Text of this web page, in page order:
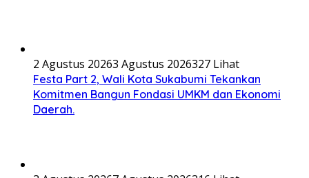
2 Agustus 20263 Agustus 2026327 Lihat
Festa Part 2, Wali Kota Sukabumi Tekankan
Komitmen Bangun Fondasi UMKM dan Ekonomi
Daerah.